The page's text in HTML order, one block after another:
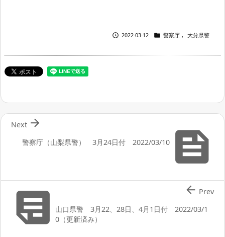
 2022-03-12  警察庁 , 大分県警

警察庁（山梨県警） 3月24日付 2022/03/10

Next
山口県警 3月22、28日、4月1日付 2022/03/1
0（更新済み）
 Prev